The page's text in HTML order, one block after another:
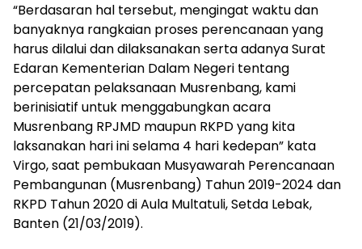
“Berdasaran hal tersebut, mengingat waktu dan
banyaknya rangkaian proses perencanaan yang
harus dilalui dan dilaksanakan serta adanya Surat
Edaran Kementerian Dalam Negeri tentang
percepatan pelaksanaan Musrenbang, kami
berinisiatif untuk menggabungkan acara
Musrenbang RPJMD maupun RKPD yang kita
laksanakan hari ini selama 4 hari kedepan” kata
Virgo, saat pembukaan Musyawarah Perencanaan
Pembangunan (Musrenbang) Tahun 2019-2024 dan
RKPD Tahun 2020 di Aula Multatuli, Setda Lebak,
Banten (21/03/2019).